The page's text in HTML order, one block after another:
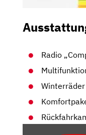
Radio
Winterräder